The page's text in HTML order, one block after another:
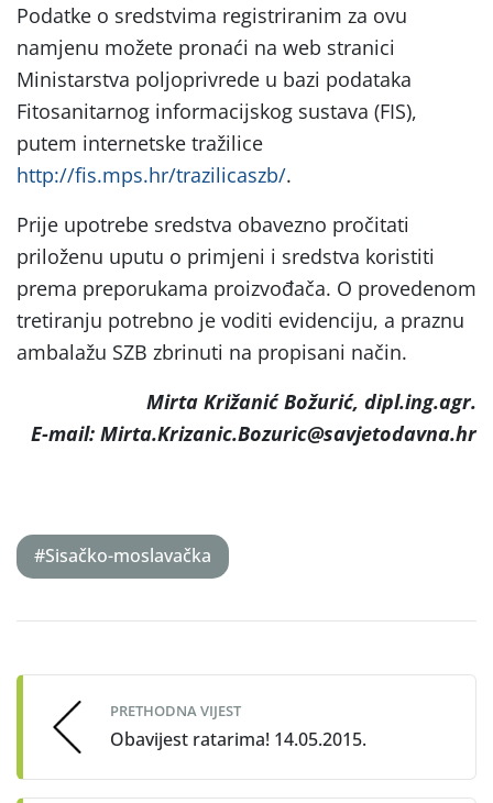
Podatke o sredstvima registriranim za ovu
namjenu možete pronaći na web stranici
Ministarstva poljoprivrede u bazi podataka
Fitosanitarnog informacijskog sustava (FIS),
putem internetske tražilice
http://fis.mps.hr/trazilicaszb/.
Prije upotrebe sredstva obavezno pročitati
priloženu uputu o primjeni i sredstva koristiti
prema preporukama proizvođača. O provedenom
tretiranju potrebno je voditi evidenciju, a praznu
ambalažu SZB zbrinuti na propisani način.
Mirta Križanić Božurić, dipl.ing.agr.
E-mail: Mirta.Krizanic.Bozuric@savjetodavna.hr
#Sisačko-moslavačka
navigation
PRETHODNA VIJEST
Obavijest ratarima! 14.05.2015.